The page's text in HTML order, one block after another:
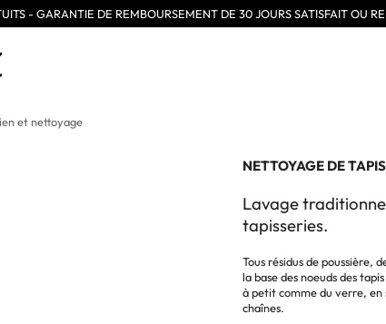
- GARANTIE DE REMBOURSEMENT DE 30 JOURS SATISFAIT OU
et nettoyage
NETTOYAGE DE TAPIS
Lavage
tapisseries.
Tous résidus de poussière,
la base des noeuds des
à petit comme du verre, en
chaînes.